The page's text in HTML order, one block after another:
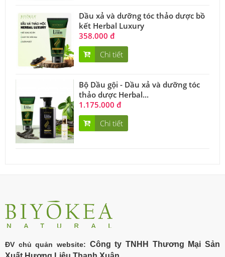
Dầu xả và dưỡng tóc thảo dược bồ
kết Herbal Luxury
358.000 đ
Chi tiết
Bộ Dầu gội - Dầu xả và dưỡng tóc
thảo dược Herbal...
1.175.000 đ
Chi tiết
ĐV chủ quản website: Công ty TNHH Thương Mại Sản